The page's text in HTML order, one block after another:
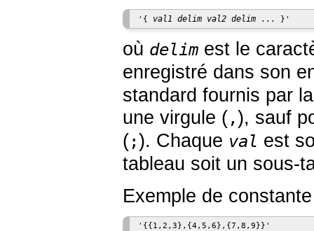
'{ val1 delim val2 delim ... }'
où delim est le
enregistré dans son
standard fournis par
une virgule (,), sauf
(;). Chaque val est
tableau soit un sous-
Exemple de
'{{1,2,3},{4,5,6},{7,8,9}}'